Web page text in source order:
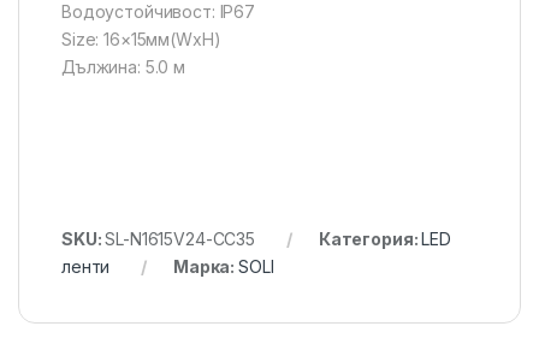
Водоустойчивост: IP67
Size: 16×15мм(WxH)
Дължина: 5.0 м
SKU:SL-N1615V24-CC35 Категория:LED
ленти
Марка:SOLI